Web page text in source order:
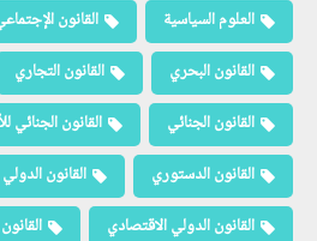
العلوم السياسية
القانون
القانون البحري
القانون التجاري
القانون الجنائي
القانون الجنائي
القانون الدستوري
القانون الدولي
القانون الدولي الاقتصادي